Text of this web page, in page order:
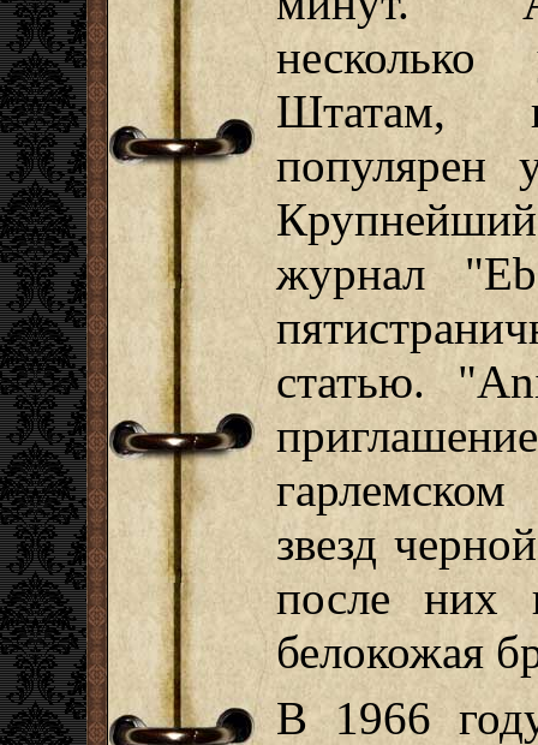
Штатам,
популярен
журнал
статью.
звезд
после них
белокожая
В 1966